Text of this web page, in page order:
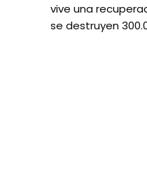
vive una
se destruyen